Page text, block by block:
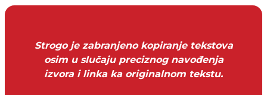
Strogo je zabranjeno kopiranje tekstova
osim u slučaju preciznog navođenja
izvora i linka ka originalnom tekstu.